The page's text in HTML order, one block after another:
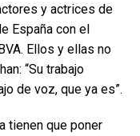
y actrices de
España con el
Ellos y ellas no
“Su trabajo
de voz, que ya es”.
tienen que poner